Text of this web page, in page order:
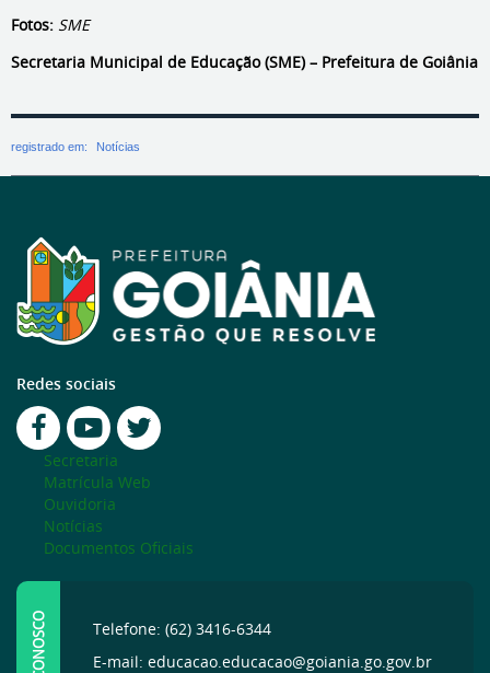
Fotos: SME
Secretaria Municipal de Educação (SME) – Prefeitura de Goiânia
registrado em: Notícias
Redes sociais
Secretaria
Matrícula Web
Ouvidoria
Notícias
Documentos Oficiais
Telefone: (62) 3416-6344
E-mail: educacao.educacao@goiania.go.gov.br